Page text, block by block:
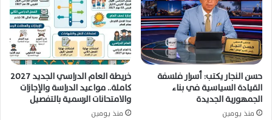
حسن النجار يكتب: أسرار فلسفة
القيادة السياسية في بناء
الجمهورية الجديدة
منذ يومين
خريطة العام الدراسي الجديد 2027
كاملة.. مواعيد الدراسة والإجازات
والامتحانات الرسمية بالتفصيل
منذ يومين